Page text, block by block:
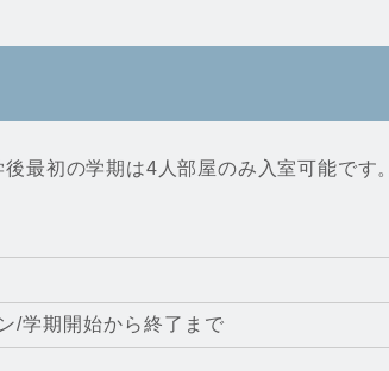
最初の学期は4人部屋のみ入室可能です。
/学期開始から終了まで